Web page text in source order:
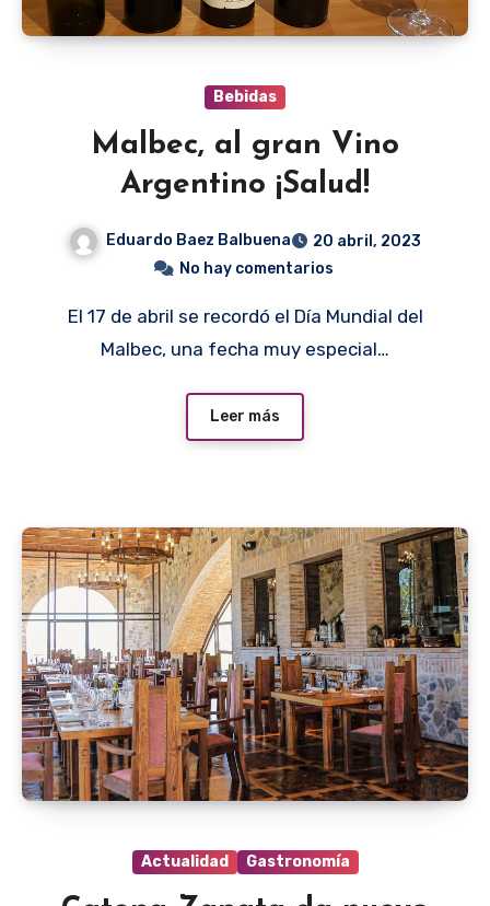
Bebidas
Malbec, al gran Vino
Argentino ¡Salud!
Eduardo Baez Balbuena
20 abril, 2023
No hay comentarios
El 17 de abril se recordó el Día Mundial del
Malbec, una fecha muy especial…
Leer más
Actualidad Gastronomía